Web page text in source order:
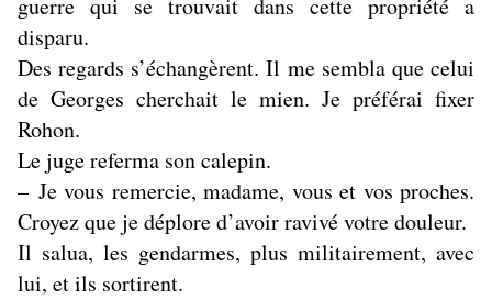
guerre qui se trouvait dans cette propriété a
disparu.
Des regards s’échangèrent. Il me sembla que celui
de Georges cherchait le mien. Je préférai fixer
Rohon.
Le juge referma son calepin.
– Je vous remercie, madame, vous et vos proches.
Croyez que je déplore d’avoir ravivé votre douleur.
Il salua, les gendarmes, plus militairement, avec
lui, et ils sortirent.